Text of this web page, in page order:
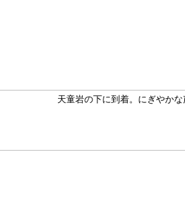
天童岩の下に到着。にぎやか